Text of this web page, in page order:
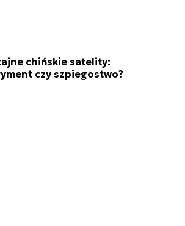
chińskie satelity:
czy szpiegostwo?